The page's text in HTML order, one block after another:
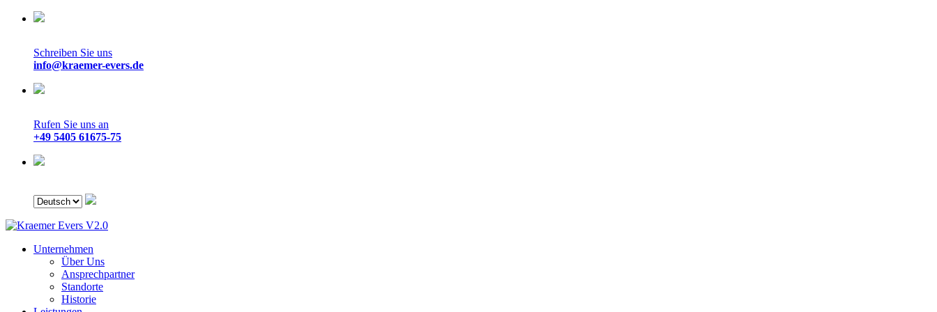
Schreiben Sie uns
info@kraemer-evers.de
Rufen Sie uns an
+49 5405 61675-75
Unternehmen
Über Uns
Ansprechpartner
Standorte
Historie